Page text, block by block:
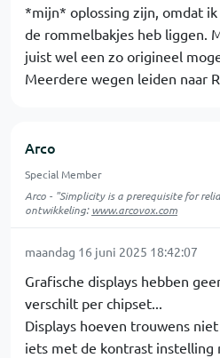
*mijn* oplossing zijn, omdat ik
de rommelbakjes heb liggen.
juist wel een zo origineel
Meerdere wegen leiden naar
Arco
Special Member
Arco - "Simplicity is a prerequisite for
ontwikkeling:www.arcovox.com
maandag 16 juni 2025 18:42:07
Grafische displays hebben
verschilt per chipset...
Displays hoeven trouwens
iets met de kontrast instelling